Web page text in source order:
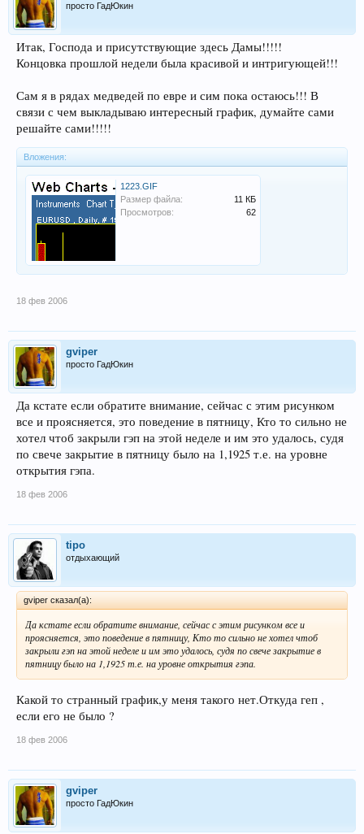
просто ГадЮкин
Итак, Господа и присутствующие здесь Дамы!!!!!
Концовка прошлой недели была красивой и интригующей!!!
Сам я в рядах медведей по евре и сим пока остаюсь!!! В
связи с чем выкладываю интересный график, думайте сами
решайте сами!!!!!
Вложения:
1223.GIF
Размер файла:
11 КБ
Просмотров:
62
18 фев 2006
gviper
просто ГадЮкин
Да кстате если обратите внимание, сейчас с этим рисунком
все и проясняется, это поведение в пятницу, Кто то сильно не
хотел чтоб закрыли гэп на этой неделе и им это удалось, судя
по свече закрытие в пятницу было на 1,1925 т.е. на уровне
открытия гэпа.
18 фев 2006
tipo
отдыхающий
gviper сказал(а):
Да кстате если обратите внимание, сейчас с этим рисунком все и
проясняется, это поведение в пятницу, Кто то сильно не хотел чтоб
закрыли гэп на этой неделе и им это удалось, судя по свече закрытие в
пятницу было на 1,1925 т.е. на уровне открытия гэпа.
Какой то странный график,у меня такого нет.Откуда геп ,
если его не было ?
18 фев 2006
gviper
просто ГадЮкин